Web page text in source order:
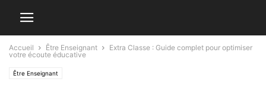
Accueil Être Enseignant
Extra Classe : Guide complet pour optimiser
votre écoute éducative
Être Enseignant